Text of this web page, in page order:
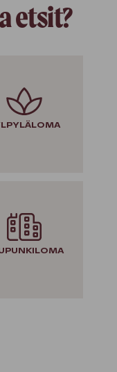
etsit?